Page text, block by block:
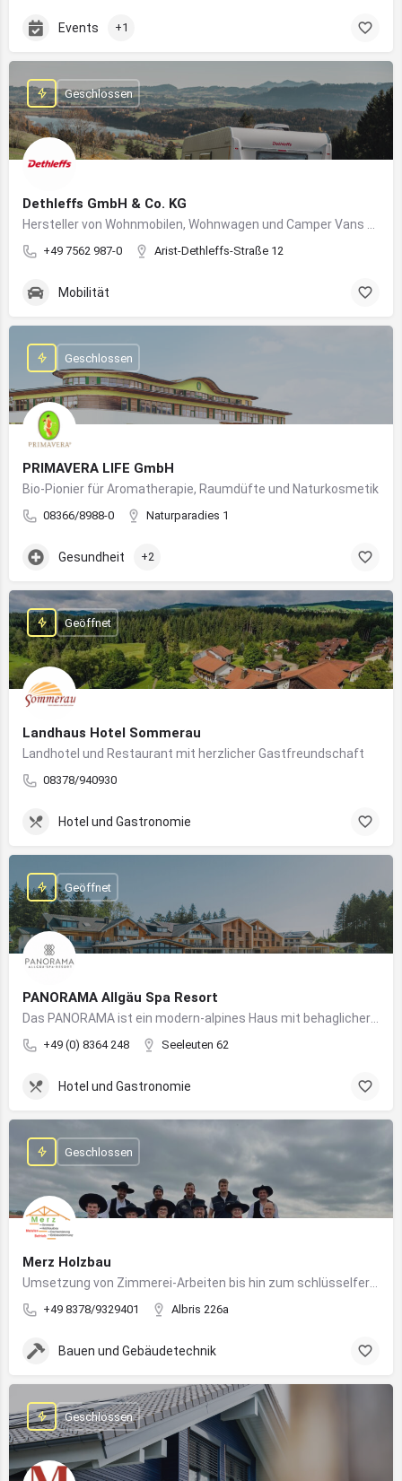
Events +1
Dethleffs GmbH & Co. KG
+49 7562 987-0 Arist-Dethleffs-Straße 12
Geschlossen
Mobilität
PRIMAVERA LIFE GmbH
Bio-Pionier für Aromatherapie, Raumdüfte und Naturkosmetik
08366/8988-0 Naturparadies 1
Geschlossen
Gesundheit +2
Landhaus Hotel Sommerau
Landhotel und Restaurant mit herzlicher Gastfreundschaft
08378/940930
Geöffnet
Hotel und Gastronomie
PANORAMA Allgäu Spa Resort
+49 (0) 8364 248 Seeleuten 62
Geöffnet
Hotel und Gastronomie
Merz Holzbau
+49 8378/9329401 Albris 226a
Geschlossen
Bauen und Gebäudetechnik
Geschlossen